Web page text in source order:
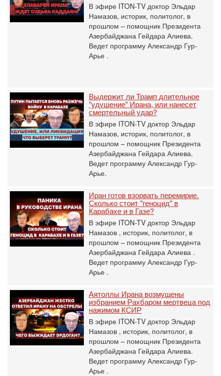
В эфире ITON-TV доктор Эльдар
Намазов, историк, политолог, в
прошлом – помощник Президента
Азербайджана Гейдара Алиева.
Ведет программу Александр Гур-
Арье .
Выдержит ли Трамп длительное
"удушение" Ирана, или нанесет
смертельный удар?
В эфире ITON-TV доктор Эльдар
Намазов, историк, политолог, в
прошлом – помощник Президента
Азербайджана Гейдара Алиева.
Ведет программу Александр Гур-
Арье.
Иран готов взорвать перемирие.
Сколько стоит "геноцид" в
Карабахе и в Газе?
В эфире ITON-TV доктор Эльдар
Намазов , историк, политолог, в
прошлом – помощник Президента
Азербайджана Гейдара Алиева .
Ведет программу Александр Гур-
Арье .
Аятоллы Ирана возмущены
избранием Рахбаром мертвеца под
нажимом КСИР
В эфире ITON-TV доктор Эльдар
Намазов , историк, политолог, в
прошлом – помощник Президента
Азербайджана Гейдара Алиева.
Ведет программу Александр Гур-
Арье .